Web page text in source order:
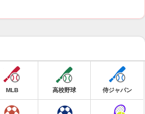
MLB 高校野球 侍ジャパン